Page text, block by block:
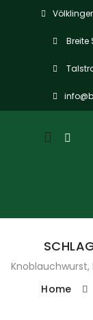
Breite
Mobile
Knoblauchwurst,
Home